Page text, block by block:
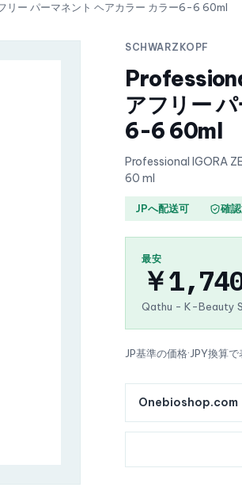
ー パーマネント ヘアカラー カラー6-6 60ml
SCHWARZKOPF
アフリー
6-6 60ml
Professional IGORA
60 ml
JPへ配送可 確
最安
￥
Qathu - K-Beauty
JP基準の価格·JPY換算で
Onebioshop.com